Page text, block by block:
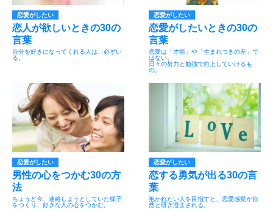
恋愛がしたい
恋人が欲しいときの30の
言葉
自分を好きになってくれる人は、必ずい
る。
恋愛がしたい
恋愛がしたいときの30の
言葉
恋愛は「才能」や「生まれつきの差」で
はない。
日々の努力と勉強で向上していけるも
の。
恋愛がしたい
男性の心をつかむ30の方
法
ちょうど今、連絡しようとしていた様子
をつくり、好きな人の心をつかむ。
恋愛がしたい
恋する勇気が出る30の言
葉
抱かれたい人を目指すと、恋愛感覚が自
然と研ぎ澄まされる。